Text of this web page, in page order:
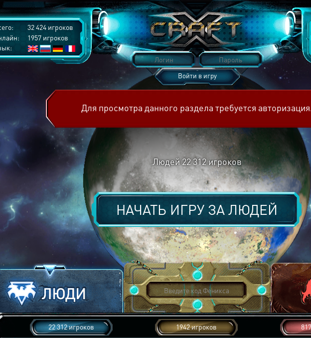
32 424 игроков
1957 игроков
Войти в игру
Для просмотра данного раздела требуется
Людей 22 312игроков
НАЧАТЬ ИГРУ ЗАЛЮДЕЙ
22 312 игроков 1942 игроков